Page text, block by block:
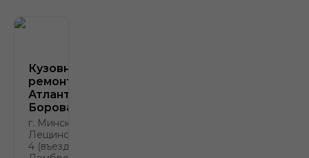
Кузовной
ремонт
Атлант-М
Боровая
г. Минск, ул.
Лещинского,
4 (въезд с ул.